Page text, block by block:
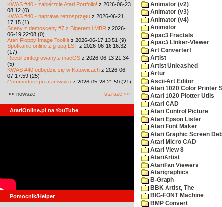
KWAS #40 - zabierzcie Atari Portfolio! z 2026-06-23
08:12 (0)
KWAS #40 - naprawa retrosprzętu z 2026-06-21
17:15 (1)
Sceny z demosceny #7 z Bigerem i MBR z 2026-
06-19 22:08 (0)
Atari Floppy Image Toolkit z 2026-06-17 13:51 (9)
Spotkanie online z grupą LST z 2026-06-16 16:32
(17)
Recoil zintegrowany z macOS z 2026-06-13 21:34
(5)
KWAS #40 odbędzie się w Katowicach z 2026-06-
07 17:59 (25)
Commodore po atarowsku z 2026-05-28 21:50 (21)
«« nowsze starsze »»
AtariOnline.pl na YouTube
Pomocnik/Helper
Animator (v2)
Animator (v3)
Animator (v4)
Animotor
Apac3 Fractals
Apac3 Linker-Viewer
Art Converter!
Artist
Artist Unleashed
Artur
Ascii-Art Editor
Atari 1020 Color Printer
Atari 1020 Plotter Utils
Atari CAD
Atari Control Picture
Atari Epson Lister
Atari Font Maker
Atari Graphic Screen
Atari Micro CAD
Atari View 8
AtariArtist
AtariFan Viewers
Atarigraphics
B-Graph
BBK Artist, The
BIG-FONT Machine
BMP Convert